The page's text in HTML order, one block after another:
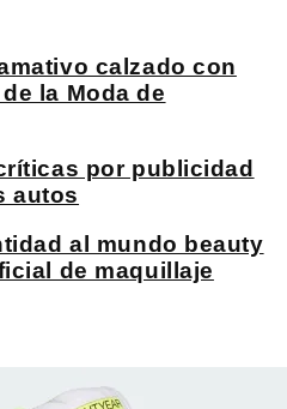
calzado con
la Moda de
por publicidad
autos
al mundo beauty
de maquillaje